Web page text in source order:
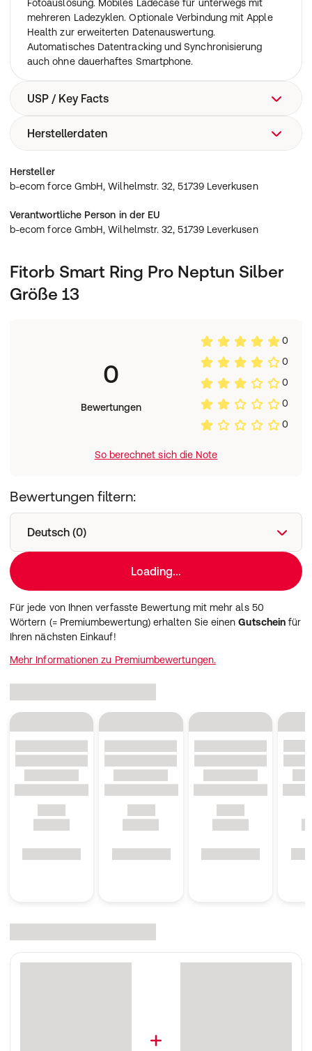
Fotoauslösung. Mobiles Ladecase für unterwegs mit
mehreren Ladezyklen. Optionale Verbindung mit Apple
Health zur erweiterten Datenauswertung.
Automatisches Datentracking und Synchronisierung
auch ohne dauerhaftes Smartphone.
USP / Key Facts
Edelstahlgehäuse, wasserfest nach IP68, wasserdicht
Größen (Saturn 8 mm, Neptun 7 mm), magnetisches
Ladecase, Akkulaufzeit bis zu 7 Tage (Standby bis 15
automatische Bluetooth-Datensynchronisation, misst
Herzfrequenz, Blutdruck, Blutsauerstoff (SpO₂),
Tiefschlafphasen, Aktivitätstracking mit Schrittzähler
und Kalorienverbrauch, erkennt über 150 Sportarten,
Chip: Dialog DA14531, Speicher: 128 kB ROM + 96 kB
Roségold u. a.), 30 Tage Rückgabegarantie, kostenloser
Internetverbindung, unterstützt Bluetooth Smart, mobile
App für iOS & Android erforderlich
Herstellerdaten
b-ecom force GmbH, Wilhelmstr. 32, 51739 Leverkusen
Hersteller
b-ecom force GmbH, Wilhelmstr. 32, 51739 Leverkusen
Verantwortliche Person in der EU
b-ecom force GmbH, Wilhelmstr. 32, 51739 Leverkusen
Fitorb Smart Ring Pro Neptun Silber
Größe 13
0
Bewertungen
0
0
0
0
0
So berechnet sich die Note
Bewertungen filtern:
Deutsch (0)
Loading...
Für jede von Ihnen verfasste Bewertung mit mehr als 50
Wörtern (= Premiumbewertung) erhalten Sie einenGutschein für
Ihren nächsten Einkauf!
Mehr Informationen zu Premiumbewertungen.